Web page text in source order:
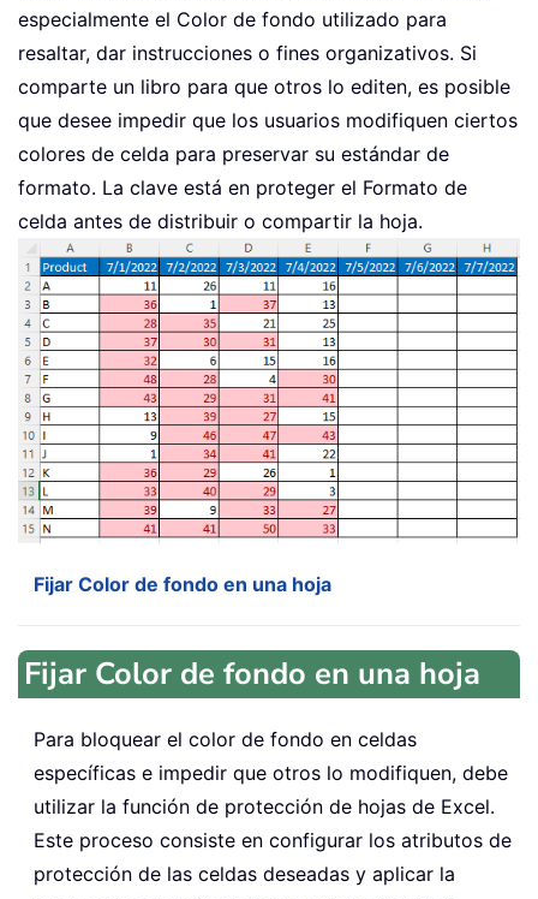
especialmente el Color de fondo utilizado para
resaltar, dar instrucciones o fines organizativos. Si
comparte un libro para que otros lo editen, es posible
que desee impedir que los usuarios modifiquen ciertos
colores de celda para preservar su estándar de
formato. La clave está en proteger el Formato de
celda antes de distribuir o compartir la hoja.
Fijar Color de fondo en una hoja
Fijar Color de fondo en una hoja
Para bloquear el color de fondo en celdas
específicas e impedir que otros lo modifiquen, debe
utilizar la función de protección de hojas de Excel.
Este proceso consiste en configurar los atributos de
protección de las celdas deseadas y aplicar la